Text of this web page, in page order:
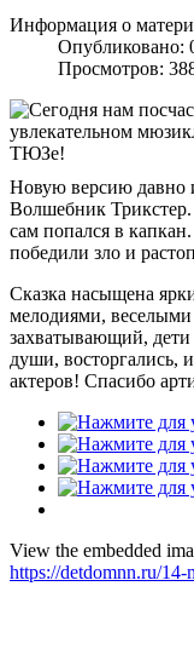
Информация о
Опубликовано:
Просмотров:
Новую версию давно
Волшебник
сам попался в
победили зло и
Сказка насыщена
мелодиями,
захватывающий, дети
души, восторгались,
актеров! Спасибо
View the embedded
https://detdomnn.ru/